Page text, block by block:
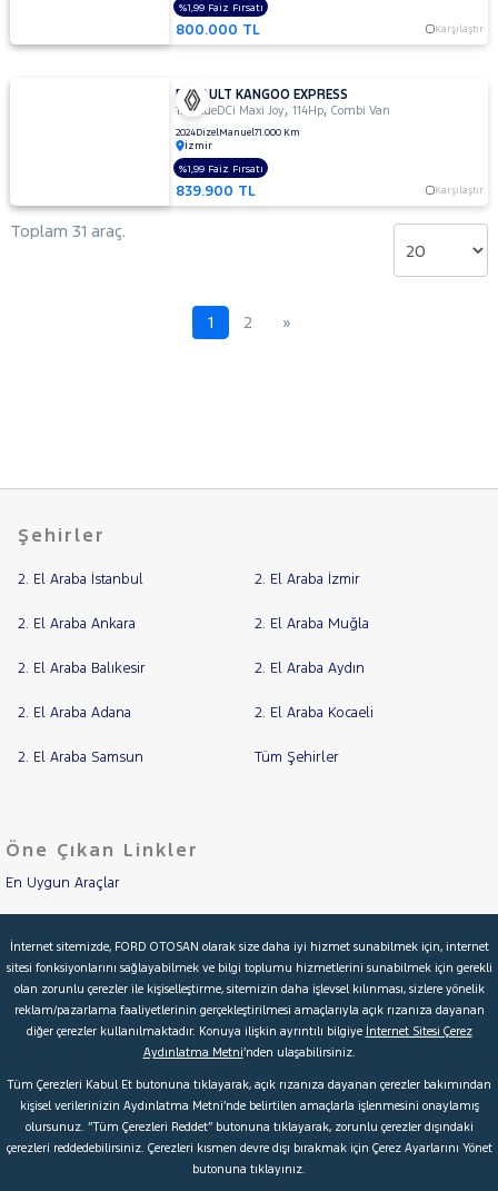
800.000 TL Karşılaştır
%1,99 Faiz Fırsatı
RENAULT KANGOO EXPRESS
1.5 BlueDCi Maxi Joy,114Hp,Combi Van
2024DizelManuel71.000 Km
İzmir
839.900 TL Karşılaştır
%1,99 Faiz Fırsatı
Toplam 31 araç.
1 2 »
Şehirler
2. El Araba İstanbul 2. El Araba İzmir
2. El Araba Ankara 2. El Araba Muğla
2. El Araba Balıkesir 2. El Araba Aydın
2. El Araba Adana 2. El Araba Kocaeli
2. El Araba Samsun Tüm Şehirler
Öne Çıkan Linkler
En Uygun Araçlar
İkinci El Garanti
Kampanyalar
Kredi Hesaplama & Başvuru
© 2026 Ford Türkiye Ford Kurumsal Hakkımızda
Şartlar & Kişisel Verilerin Korunması S.S.S.
İnternet sitemizde, FORD OTOSAN olarak size daha iyi hizmet sunabilmek için, internet
sitesi fonksiyonlarını sağlayabilmek ve bilgi toplumu hizmetlerini sunabilmek için gerekli
olan zorunlu çerezler ile kişiselleştirme, sitemizin daha işlevsel kılınması, sizlere yönelik
reklam/pazarlama faaliyetlerinin gerçekleştirilmesi amaçlarıyla açık rızanıza dayanan
diğer çerezler kullanılmaktadır. Konuya ilişkin ayrıntılı bilgiye İnternet Sitesi Çerez
Aydınlatma Metni’nden ulaşabilirsiniz.
Tüm Çerezleri Kabul Et butonuna tıklayarak, açık rızanıza dayanan çerezler bakımından
kişisel verilerinizin Aydınlatma Metni’nde belirtilen amaçlarla işlenmesini onaylamış
olursunuz. “Tüm Çerezleri Reddet” butonuna tıklayarak, zorunlu çerezler dışındaki
çerezleri reddedebilirsiniz. Çerezleri kısmen devre dışı bırakmak için Çerez Ayarlarını Yönet
butonuna tıklayınız.